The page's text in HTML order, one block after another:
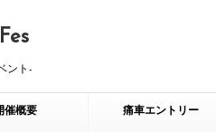
ント-
催概要 痛車エントリー